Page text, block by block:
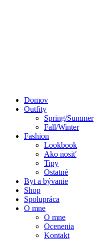
Domov
Outfity
Spring/Summer
Fall/Winter
Fashion
Lookbook
Ako nosiť
Tipy
Ostatné
Byt a bývanie
Shop
Spolupráca
O mne
O mne
Ocenenia
Kontakt